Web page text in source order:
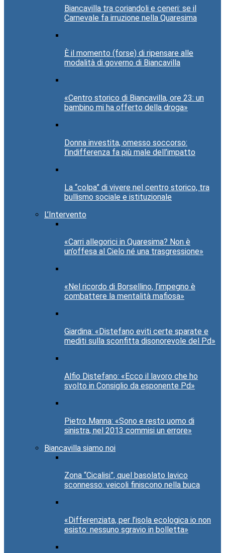
Biancavilla tra coriandoli e ceneri: se il
Carnevale fa irruzione nella Quaresima
È il momento (forse) di ripensare alle
modalità di governo di Biancavilla
«Centro storico di Biancavilla, ore 23: un
bambino mi ha offerto della droga»
Donna investita, omesso soccorso:
l’indifferenza fa più male dell’impatto
La “colpa” di vivere nel centro storico, tra
bullismo sociale e istituzionale
L’Intervento
«Carri allegorici in Quaresima? Non è
un’offesa al Cielo né una trasgressione»
«Nel ricordo di Borsellino, l’impegno è
combattere la mentalità mafiosa»
Giardina: «Distefano eviti certe sparate e
mediti sulla sconfitta disonorevole del Pd»
Alfio Distefano: «Ecco il lavoro che ho
svolto in Consiglio da esponente Pd»
Pietro Manna: «Sono e resto uomo di
sinistra, nel 2013 commisi un errore»
Biancavilla siamo noi
Zona “Cicalisi”, quel basolato lavico
sconnesso: veicoli finiscono nella buca
«Differenziata, per l’isola ecologica io non
esisto: nessuno sgravio in bolletta»